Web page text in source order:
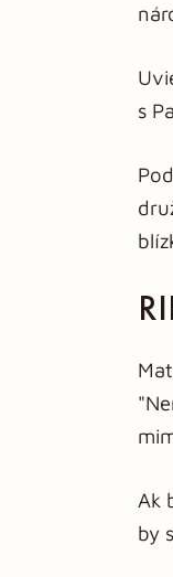
s
Ak
by